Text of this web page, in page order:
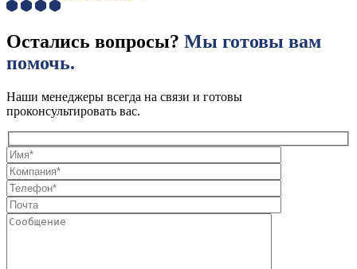
Остались вопросы? Мы готовы вам
помочь.
Наши менеджеры всегда на связи и готовы
проконсультировать вас.